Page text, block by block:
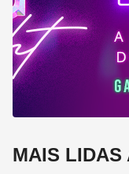
MAIS LIDAS